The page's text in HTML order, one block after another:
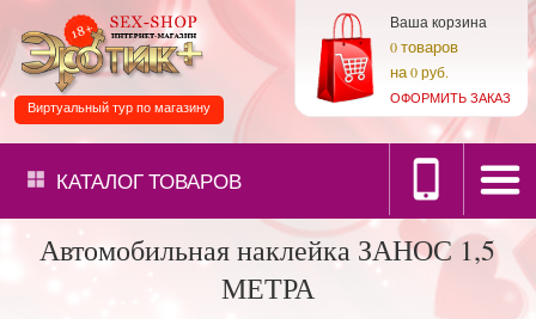
Ваша корзина
0товаров
на0 руб.
ОФОРМИТЬ ЗАКАЗ
Виртуальный тур по магазину
КАТАЛОГТОВАРОВ
Автомобильная наклейка ЗАНОС 1,5
МЕТРА